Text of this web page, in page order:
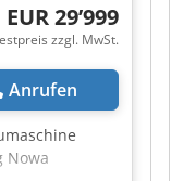
EUR 29’999
zzgl. MwSt.
Anrufen
Nowa